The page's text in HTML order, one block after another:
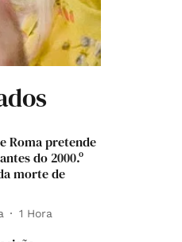
Roma pretende
do 2000.º
morte de
1 Hora